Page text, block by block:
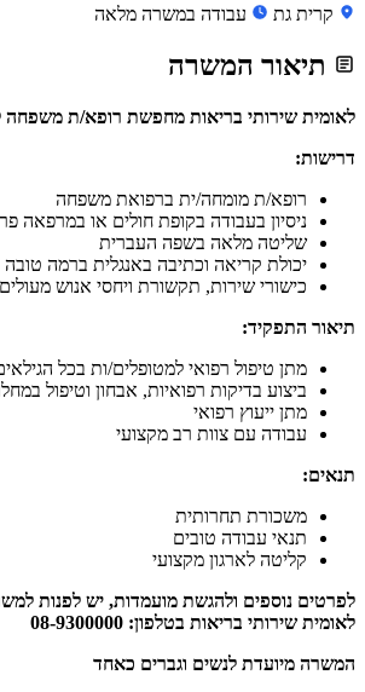
קרית גת עבודה במשרה מלאה
תיאור המשרה
לאומית שירותי בריאות מחפשת רופא/ת משפחה
דרישות:
רופא/ת מומחה/ית ברפואת משפחה
ניסיון בעבודה בקופת חולים או במרפאה
שליטה מלאה בשפה העברית
יכולת קריאה וכתיבה באנגלית ברמה טובה
כישורי שירות, תקשורת ויחסי אנוש מעולים
תיאור התפקיד:
מתן טיפול רפואי למטופלים/ות בכל
ביצוע בדיקות רפואיות, אבחון וטיפול
מתן ייעוץ רפואי
עבודה עם צוות רב מקצועי
תנאים:
משכורת תחרותית
תנאי עבודה טובים
קליטה לארגון מקצועי
לפרטים נוספים ולהגשת מועמדות, יש לפנות
לאומית שירותי בריאות בטלפון: 08-9300000
המשרה מיועדת לנשים וגברים כאחד